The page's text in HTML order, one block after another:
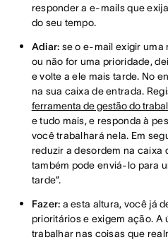
responder a e-mails que
do seu tempo.
Adiar: se o e-mail exigir uma
ou não for uma prioridade,
e volte a ele mais tarde. No
na sua caixa de entrada.
ferramenta de gestão do
e tudo mais, e responda à
você trabalhará nela. Em
reduzir a desordem na caixa
também pode enviá-lo para
tarde”.
Fazer: a esta altura, você já
prioritários e exigem ação. A
trabalhar nas coisas que